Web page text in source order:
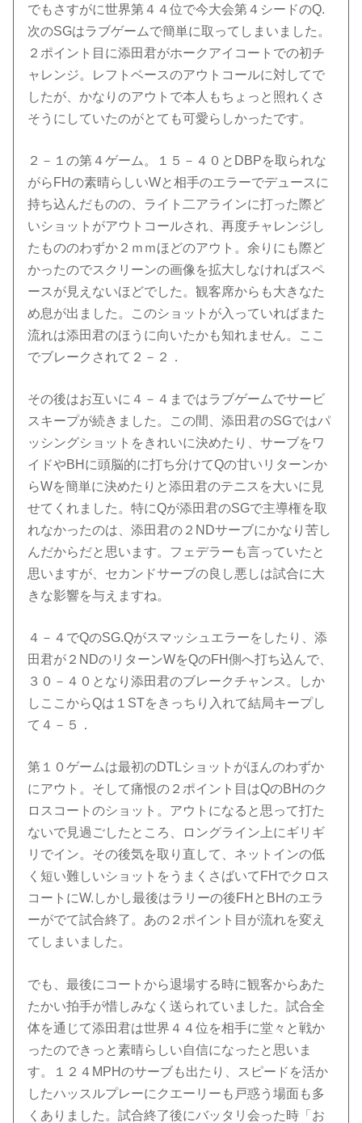
でもさすがに世界第４４位で今大会第４シードのQ.
次のSGはラブゲームで簡単に取ってしまいました。
２ポイント目に添田君がホークアイコートでの初チ
ャレンジ。レフトベースのアウトコールに対してで
したが、かなりのアウトで本人もちょっと照れくさ
そうにしていたのがとても可愛らしかったです。
２－１の第４ゲーム。１５－４０とDBPを取られな
がらFHの素晴らしいWと相手のエラーでデュースに
持ち込んだものの、ライト二アラインに打った際ど
いショットがアウトコールされ、再度チャレンジし
たもののわずか２ｍｍほどのアウト。余りにも際ど
かったのでスクリーンの画像を拡大しなければスペ
ースが見えないほどでした。観客席からも大きなた
め息が出ました。このショットが入っていればまた
流れは添田君のほうに向いたかも知れません。ここ
でブレークされて２－２．
その後はお互いに４－４まではラブゲームでサービ
スキープが続きました。この間、添田君のSGではパ
ッシングショットをきれいに決めたり、サーブをワ
イドやBHに頭脳的に打ち分けてQの甘いリターンか
らWを簡単に決めたりと添田君のテニスを大いに見
せてくれました。特にQが添田君のSGで主導権を取
れなかったのは、添田君の２NDサーブにかなり苦し
んだからだと思います。フェデラーも言っていたと
思いますが、セカンドサーブの良し悪しは試合に大
きな影響を与えますね。
４－４でQのSG.Qがスマッシュエラーをしたり、添
田君が２NDのリターンWをQのFH側へ打ち込んで、
３０－４０となり添田君のブレークチャンス。しか
しここからQは１STをきっちり入れて結局キープし
て４－５．
第１０ゲームは最初のDTLショットがほんのわずか
にアウト。そして痛恨の２ポイント目はQのBHのク
ロスコートのショット。アウトになると思って打た
ないで見過ごしたところ、ロングライン上にギリギ
リでイン。その後気を取り直して、ネットインの低
く短い難しいショットをうまくさばいてFHでクロス
コートにW.しかし最後はラリーの後FHとBHのエラ
ーがでて試合終了。あの２ポイント目が流れを変え
てしまいました。
でも、最後にコートから退場する時に観客からあた
たかい拍手が惜しみなく送られていました。試合全
体を通じて添田君は世界４４位を相手に堂々と戦か
ったのできっと素晴らしい自信になったと思いま
す。１２４MPHのサーブも出たり、スピードを活か
したハッスルプレーにクエーリーも戸惑う場面も多
くありました。試合終了後にバッタリ会った時「お